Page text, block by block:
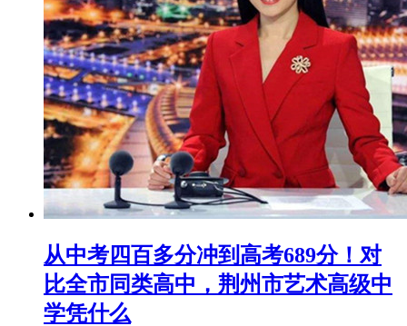
从中考四百多分冲到高考689分！对
比全市同类高中，荆州市艺术高级中
学凭什么